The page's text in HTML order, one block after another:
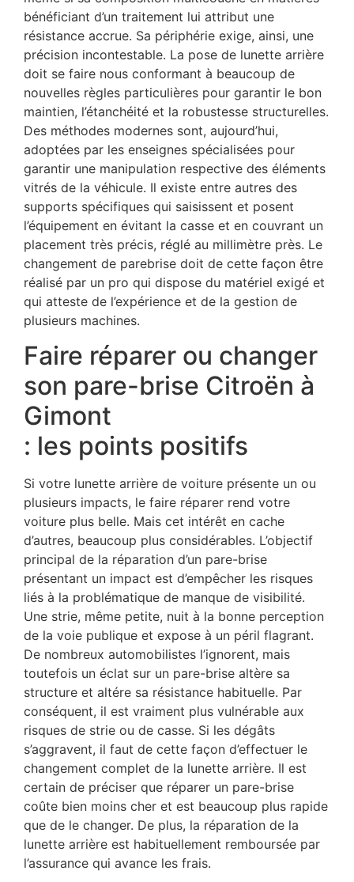
bénéficiant d’un traitement lui attribut une
résistance accrue. Sa périphérie exige, ainsi, une
précision incontestable. La pose de lunette arrière
doit se faire nous conformant à beaucoup de
nouvelles règles particulières pour garantir le bon
maintien, l’étanchéité et la robustesse structurelles.
Des méthodes modernes sont, aujourd’hui,
adoptées par les enseignes spécialisées pour
garantir une manipulation respective des éléments
vitrés de la véhicule. Il existe entre autres des
supports spécifiques qui saisissent et posent
l’équipement en évitant la casse et en couvrant un
placement très précis, réglé au millimètre près. Le
changement de parebrise doit de cette façon être
réalisé par un pro qui dispose du matériel exigé et
qui atteste de l’expérience et de la gestion de
plusieurs machines.
Faire réparer ou changer
son pare-brise Citroën à
Gimont
: les points positifs
Si votre lunette arrière de voiture présente un ou
plusieurs impacts, le faire réparer rend votre
voiture plus belle. Mais cet intérêt en cache
d’autres, beaucoup plus considérables. L’objectif
principal de la réparation d’un pare-brise
présentant un impact est d’empêcher les risques
liés à la problématique de manque de visibilité.
Une strie, même petite, nuit à la bonne perception
de la voie publique et expose à un péril flagrant.
De nombreux automobilistes l’ignorent, mais
toutefois un éclat sur un pare-brise altère sa
structure et altére sa résistance habituelle. Par
conséquent, il est vraiment plus vulnérable aux
risques de strie ou de casse. Si les dégâts
s’aggravent, il faut de cette façon d’effectuer le
changement complet de la lunette arrière. Il est
certain de préciser que réparer un pare-brise
coûte bien moins cher et est beaucoup plus rapide
que de le changer. De plus, la réparation de la
lunette arrière est habituellement remboursée par
l’assurance qui avance les frais.